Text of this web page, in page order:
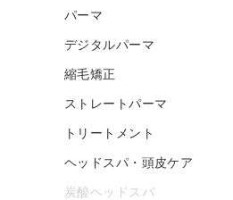
パーマ
デジタルパーマ
縮毛矯正
ストレートパーマ
トリートメント
ヘッドスパ・頭皮ケア
炭酸ヘッドスパ